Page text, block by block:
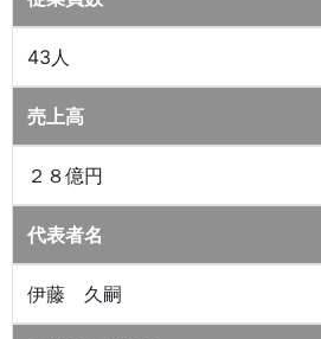
43人
売上高
２８億円
代表者名
伊藤 久嗣